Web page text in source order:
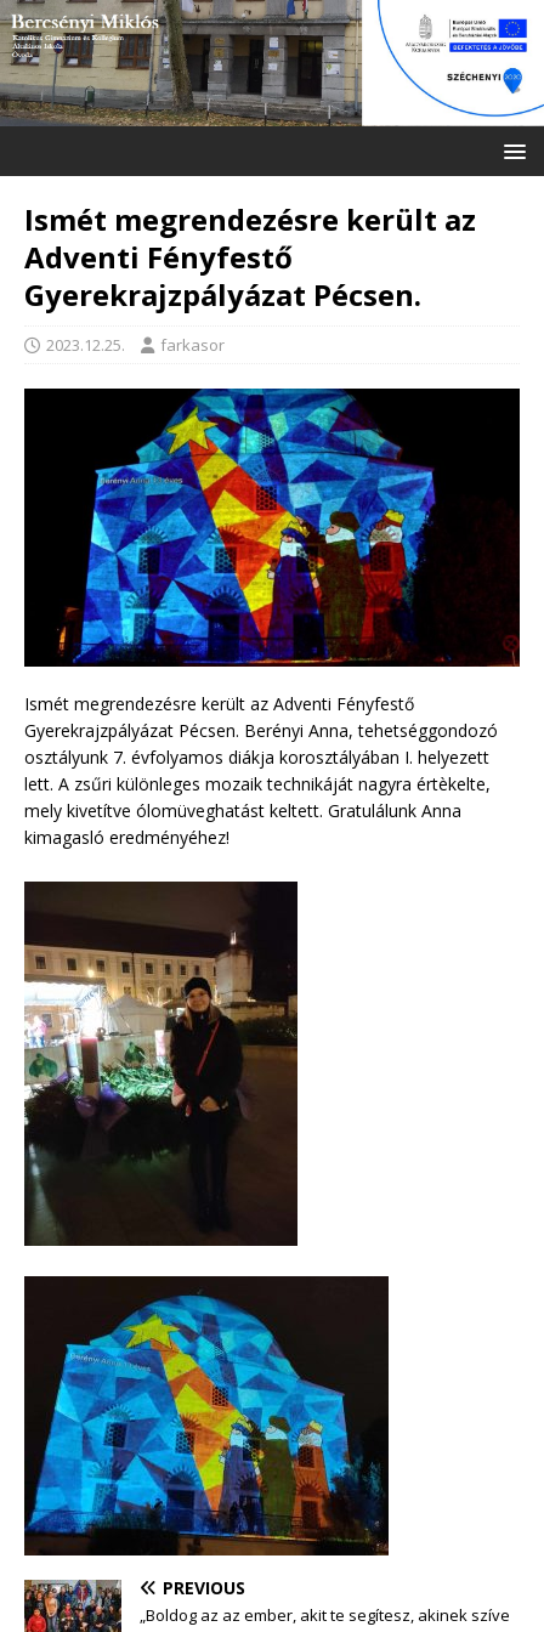
Ismét megrendezésre került az
Adventi Fényfestő
Gyerekrajzpályázat Pécsen.
2023.12.25. farkasor
Ismét megrendezésre került az Adventi Fényfestő
Gyerekrajzpályázat Pécsen. Berényi Anna, tehetséggondozó
osztályunk 7. évfolyamos diákja korosztályában I. helyezett
lett. A zsűri különleges mozaik technikáját nagyra értèkelte,
mely kivetítve ólomüveghatást keltett. Gratulálunk Anna
kimagasló eredményéhez!
PREVIOUS
„Boldog az az ember, akit te segítesz, akinek szíve